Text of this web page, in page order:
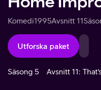
Komedi1995Avsnitt 11
Utforska paket
Säsong 5 Avsnitt 11: